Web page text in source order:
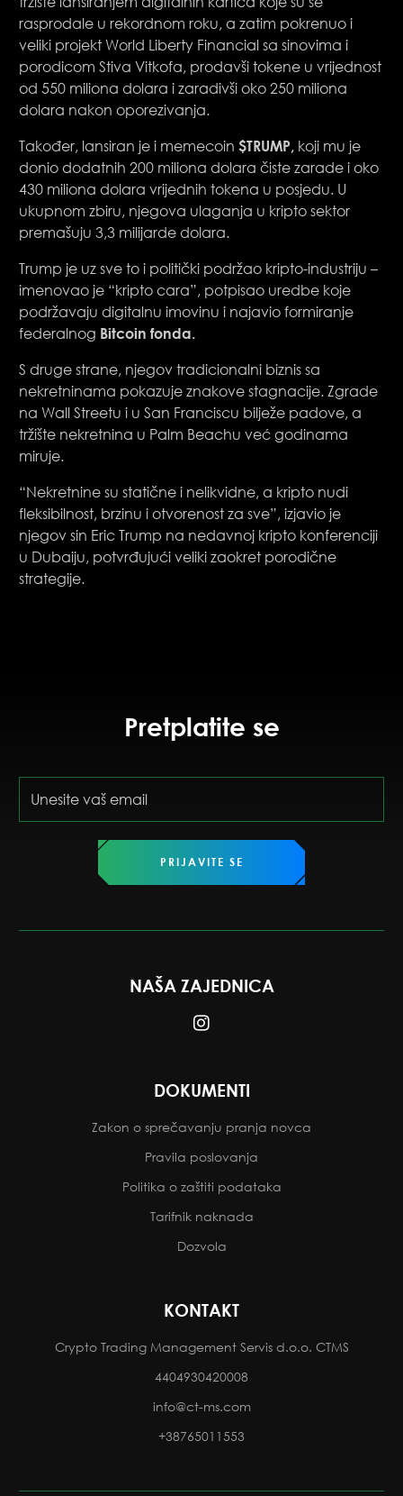
rasprodale u rekordnom roku, a zatim pokrenuo i
veliki projekt World Liberty Financial sa sinovima i
porodicom Stiva Vitkofa, prodavši tokene u vrijednost
od 550 miliona dolara i zaradivši oko 250 miliona
dolara nakon oporezivanja.
Također, lansiran je i memecoin $TRUMP, koji mu je
donio dodatnih 200 miliona dolara čiste zarade i oko
430 miliona dolara vrijednih tokena u posjedu. U
ukupnom zbiru, njegova ulaganja u kripto sektor
premašuju 3,3 milijarde dolara.
Trump je uz sve to i politički podržao kripto-industriju –
imenovao je “kripto cara”, potpisao uredbe koje
podržavaju digitalnu imovinu i najavio formiranje
federalnog Bitcoin fonda.
S druge strane, njegov tradicionalni biznis sa
nekretninama pokazuje znakove stagnacije. Zgrade
na Wall Streetu i u San Franciscu bilježe padove, a
tržište nekretnina u Palm Beachu već godinama
miruje.
“Nekretnine su statične i nelikvidne, a kripto nudi
fleksibilnost, brzinu i otvorenost za sve”, izjavio je
njegov sin Eric Trump na nedavnoj kripto konferenciji
u Dubaiju, potvrđujući veliki zaokret porodične
strategije.
Pretplatite se
PRIJAVITE SE
NAŠA ZAJEDNICA
DOKUMENTI
Zakon o sprečavanju pranja novca
Pravila poslovanja
Politika o zaštiti podataka
Tarifnik naknada
Dozvola
KONTAKT
Crypto Trading Management Servis d.o.o. CTMS
4404930420008
info@ct-ms.com
+38765011553